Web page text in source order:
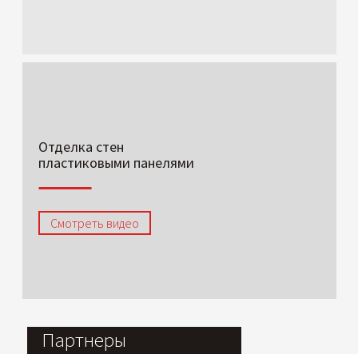
Отделка стен
пластиковыми панелями
Смотреть видео
Партнеры